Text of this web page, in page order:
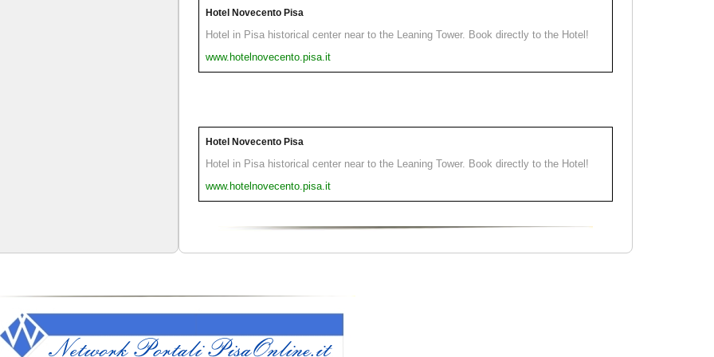
Hotel Novecento Pisa
Hotel in Pisa historical center near to the Leaning Tower. Book directly to the Hotel!
www.hotelnovecento.pisa.it
Hotel Novecento Pisa
Hotel in Pisa historical center near to the Leaning Tower. Book directly to the Hotel!
www.hotelnovecento.pisa.it